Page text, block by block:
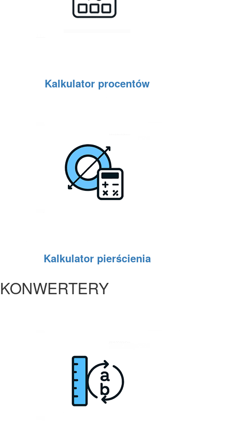
Kalkulator procentów
Kalkulator pierścienia
KONWERTERY